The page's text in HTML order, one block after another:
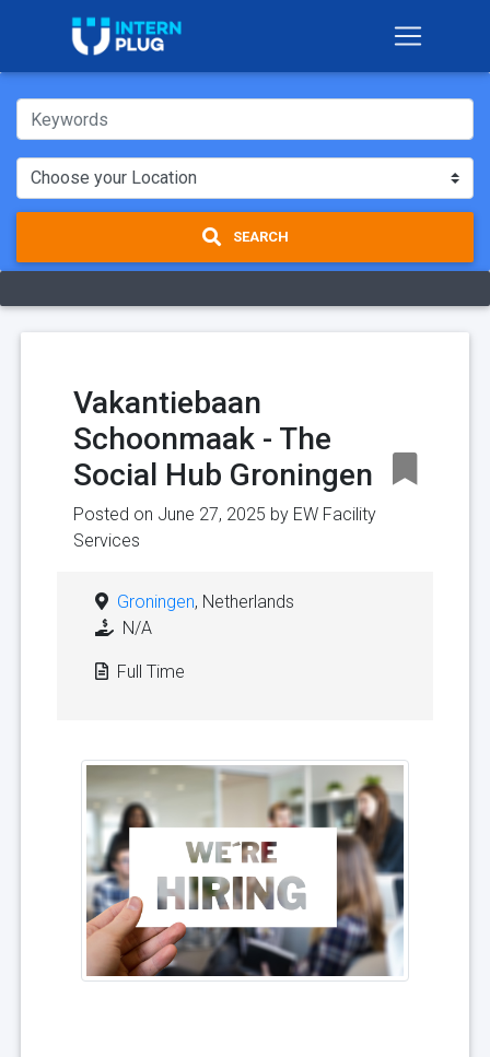
SEARCH
Vakantiebaan
Schoonmaak - The
Social Hub Groningen
Posted on June 27, 2025 by EW Facility
Services
Groningen, Netherlands
N/A
Full Time